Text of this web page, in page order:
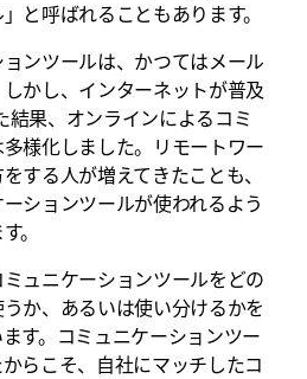
と呼ばれることもあります。
ンツールは、かつてはメール
かし、インターネットが普及
結果、オンラインによるコミ
様化しました。リモートワー
する人が増えてきたことも、
ションツールが使われるよう
。
ュニケーションツールをどの
か、あるいは使い分けるかを
す。コミュニケーションツー
らこそ、自社にマッチしたコ